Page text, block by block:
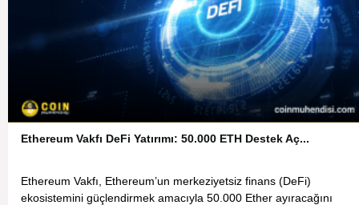
Ethereum Vakfı DeFi Yatırımı: 50.000 ETH Destek Aç...
Ethereum Vakfı, Ethereum’un merkeziyetsiz finans (DeFi)
ekosistemini güçlendirmek amacıyla 50.000 Ether ayıracağını